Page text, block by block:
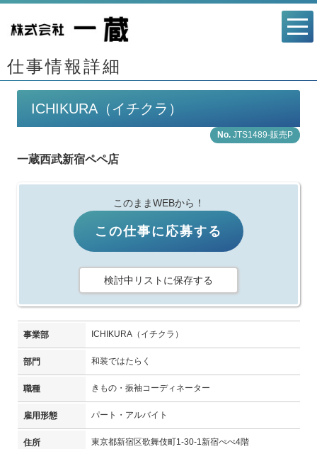
仕事情報詳細
ICHIKURA（イチクラ）
JTS1489-販売P
一蔵西武新宿ペペ店
このままWEBから！
この仕事に応募する
検討中リストに保存する
事業部 ICHIKURA（イチクラ）
部門 和装ではたらく
職種 きもの・振袖コーディネーター
雇用形態 パート・アルバイト
住所 東京都新宿区歌舞伎町1-30-1新宿ぺぺ4階